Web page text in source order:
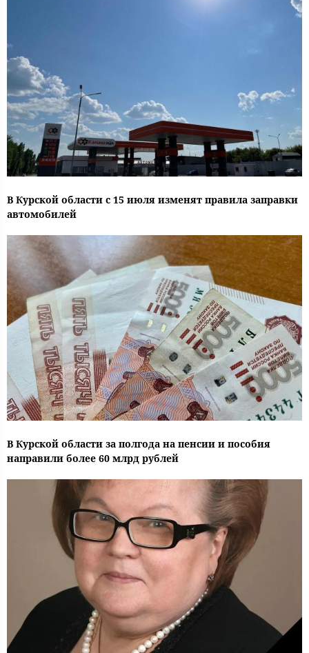
В Курской области с 15 июля изменят правила заправки
автомобилей
В Курской области за полгода на пенсии и пособия
направили более 60 млрд рублей